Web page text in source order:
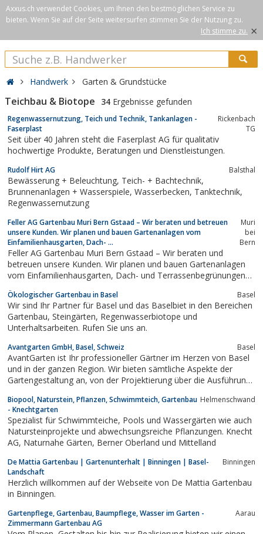
Axxus.ch verwendet Cookies, um Ihnen den bestmöglichen Service zu
bieten. Wenn Sie auf der Seite weitersurfen stimmen Sie der Nutzung zu.
Ich stimme zu. ×
Handwerk Garten & Grundstücke
Teichbau & Biotope 34 Ergebnisse gefunden
Regenwassernutzung, Teich und Technik, Tankanlagen -
Faserplast
Rickenbach
TG
Seit über 40 Jahren steht die Faserplast AG für qualitativ
hochwertige Produkte, Beratungen und Dienstleistungen.
Rudolf Hirt AG Balsthal
Bewässerung + Beleuchtung, Teich- + Bachtechnik,
Brunnenanlagen + Wasserspiele, Wasserbecken, Tanktechnik,
Regenwassernutzung
Feller AG Gartenbau Muri Bern Gstaad – Wir beraten und betreuen
unsere Kunden. Wir planen und bauen Gartenanlagen vom
Einfamilienhausgarten, Dach- ...
Muri
bei
Bern
Feller AG Gartenbau Muri Bern Gstaad – Wir beraten und
betreuen unsere Kunden. Wir planen und bauen Gartenanlagen
vom Einfamilienhausgarten, Dach- und Terrassenbegrünungen
betreuen und erneuern Gärten und Anlagen.
Ökologischer Gartenbau in Basel Basel
Wir sind Ihr Partner für Basel und das Baselbiet in den Bereichen
Gartenbau, Steingärten, Regenwasserbiotope und
Unterhaltsarbeiten. Rufen Sie uns an.
Avantgarten GmbH, Basel, Schweiz Basel
AvantGarten ist Ihr professioneller Gärtner im Herzen von Basel
und in der ganzen Region. Wir bieten sämtliche Aspekte der
Gartengestaltung an, von der Projektierung über die Ausführung
Biopool, Naturstein, Pflanzen, Schwimmteich, Gartenbau
- Knechtgarten
Helmenschwand
Spezialist für Schwimmteiche, Pools und Wassergärten wie auch
Natursteinprojekte und abwechsungsreiche Pflanzungen. Knecht
AG, Naturnahe Gärten, Berner Oberland und Mittelland
De Mattia Gartenbau | Gartenunterhalt | Binningen | Basel-
Landschaft
Binningen
Herzlich willkommen auf der Webseite von De Mattia Gartenbau
in Binningen.
Gartenpflege, Gartenbau, Baumpflege, Wasser im Garten -
Zimmermann Gartenbau AG
Aarau